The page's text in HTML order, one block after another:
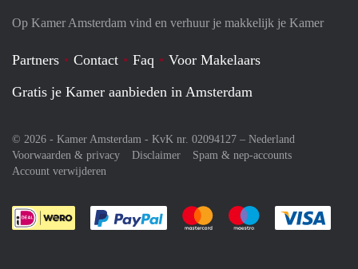
Op Kamer Amsterdam vind en verhuur je makkelijk je Kamer
Partners Contact Faq
Voor Makelaars
Gratis je Kamer aanbieden in Amsterdam
© 2026 - Kamer Amsterdam - KvK nr. 02094127 – Nederland
Voorwaarden & privacy
Disclaimer
Spam & nep-accounts
Account verwijderen
Je rekent gemakkelijk af met Paypal
Je rekent gemakkelijk af met
Je rekent